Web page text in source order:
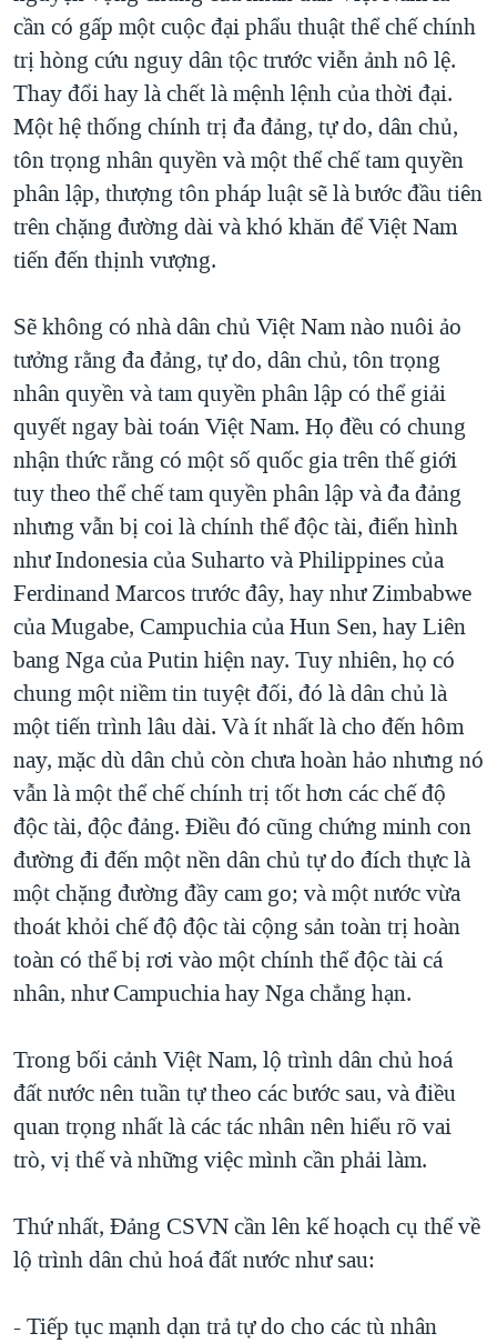
cần có gấp một cuộc đại phẩu thuật thể chế chính
trị hòng cứu nguy dân tộc trước viễn ảnh nô lệ.
Thay đổi hay là chết là mệnh lệnh của thời đại.
Một hệ thống chính trị đa đảng, tự do, dân chủ,
tôn trọng nhân quyền và một thể chế tam quyền
phân lập, thượng tôn pháp luật sẽ là bước đầu tiên
trên chặng đường dài và khó khăn để Việt Nam
tiến đến thịnh vượng.
Sẽ không có nhà dân chủ Việt Nam nào nuôi ảo
tưởng rằng đa đảng, tự do, dân chủ, tôn trọng
nhân quyền và tam quyền phân lập có thể giải
quyết ngay bài toán Việt Nam. Họ đều có chung
nhận thức rằng có một số quốc gia trên thế giới
tuy theo thể chế tam quyền phân lập và đa đảng
nhưng vẫn bị coi là chính thể độc tài, điển hình
như Indonesia của Suharto và Philippines của
Ferdinand Marcos trước đây, hay như Zimbabwe
của Mugabe, Campuchia của Hun Sen, hay Liên
bang Nga của Putin hiện nay. Tuy nhiên, họ có
chung một niềm tin tuyệt đối, đó là dân chủ là
một tiến trình lâu dài. Và ít nhất là cho đến hôm
nay, mặc dù dân chủ còn chưa hoàn hảo nhưng nó
vẫn là một thể chế chính trị tốt hơn các chế độ
độc tài, độc đảng. Điều đó cũng chứng minh con
đường đi đến một nền dân chủ tự do đích thực là
một chặng đường đầy cam go; và một nước vừa
thoát khỏi chế độ độc tài cộng sản toàn trị hoàn
toàn có thể bị rơi vào một chính thể độc tài cá
nhân, như Campuchia hay Nga chẳng hạn.
Trong bối cảnh Việt Nam, lộ trình dân chủ hoá
đất nước nên tuần tự theo các bước sau, và điều
quan trọng nhất là các tác nhân nên hiểu rõ vai
trò, vị thế và những việc mình cần phải làm.
Thứ nhất, Đảng CSVN cần lên kế hoạch cụ thể về
lộ trình dân chủ hoá đất nước như sau:
- Tiếp tục mạnh dạn trả tự do cho các tù nhân